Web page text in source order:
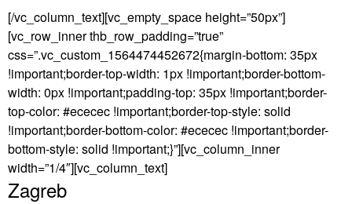
[/vc_column_text][vc_empty_space height=”50px”]
[vc_row_inner thb_row_padding=”true”
css=”.vc_custom_1564474452672{margin-bottom: 35px
!important;border-top-width: 1px !important;border-bottom-
width: 0px !important;padding-top: 35px !important;border-
top-color: #ececec !important;border-top-style: solid
!important;border-bottom-color: #ececec !important;border-
bottom-style: solid !important;}”][vc_column_inner
width=”1/4″][vc_column_text]
Zagreb